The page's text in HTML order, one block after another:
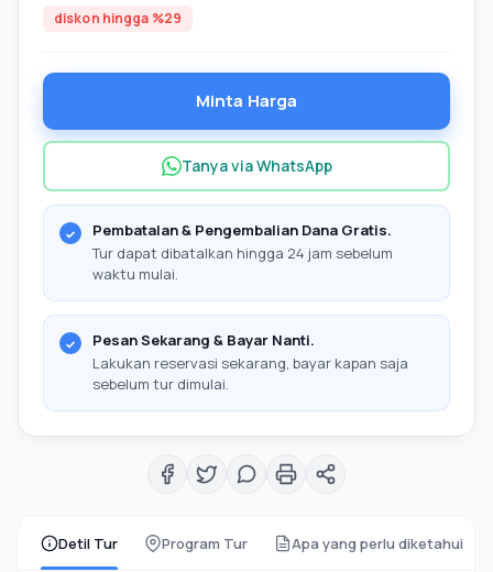
Detil Tur Program Tur Apa yang perlu diketahui
diskon hingga %29
Minta Harga
Tanya via WhatsApp
Pembatalan & Pengembalian Dana Gratis.
Tur dapat dibatalkan hingga 24 jam sebelum
waktu mulai.
Pesan Sekarang & Bayar Nanti.
Lakukan reservasi sekarang, bayar kapan saja
sebelum tur dimulai.